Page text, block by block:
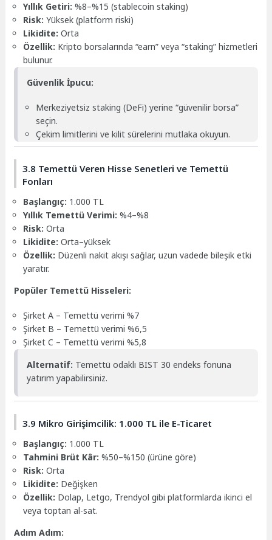
Yıllık Getiri: %8–%15 (stablecoin staking)
Risk: Yüksek (platform riski)
Likidite: Orta
Özellik: Kripto borsalarında “earn” veya “staking” hizmetleri
bulunur.
Güvenlik İpucu:
Merkeziyetsiz staking (DeFi) yerine “güvenilir borsa”
seçin.
Çekim limitlerini ve kilit sürelerini mutlaka okuyun.
3.8 Temettü Veren Hisse Senetleri ve Temettü
Fonları
Başlangıç: 1.000 TL
Yıllık Temettü Verimi: %4–%8
Risk: Orta
Likidite: Orta–yüksek
Özellik: Düzenli nakit akışı sağlar, uzun vadede bileşik etki
yaratır.
Popüler Temettü Hisseleri:
Şirket A – Temettü verimi %7
Şirket B – Temettü verimi %6,5
Şirket C – Temettü verimi %5,8
Alternatif: Temettü odaklı BIST 30 endeks fonuna
yatırım yapabilirsiniz.
3.9 Mikro Girişimcilik: 1.000 TL ile E-Ticaret
Başlangıç: 1.000 TL
Tahmini Brüt Kâr: %50–%150 (ürüne göre)
Risk: Orta
Likidite: Değişken
Özellik: Dolap, Letgo, Trendyol gibi platformlarda ikinci el
veya toptan al-sat.
Adım Adım: